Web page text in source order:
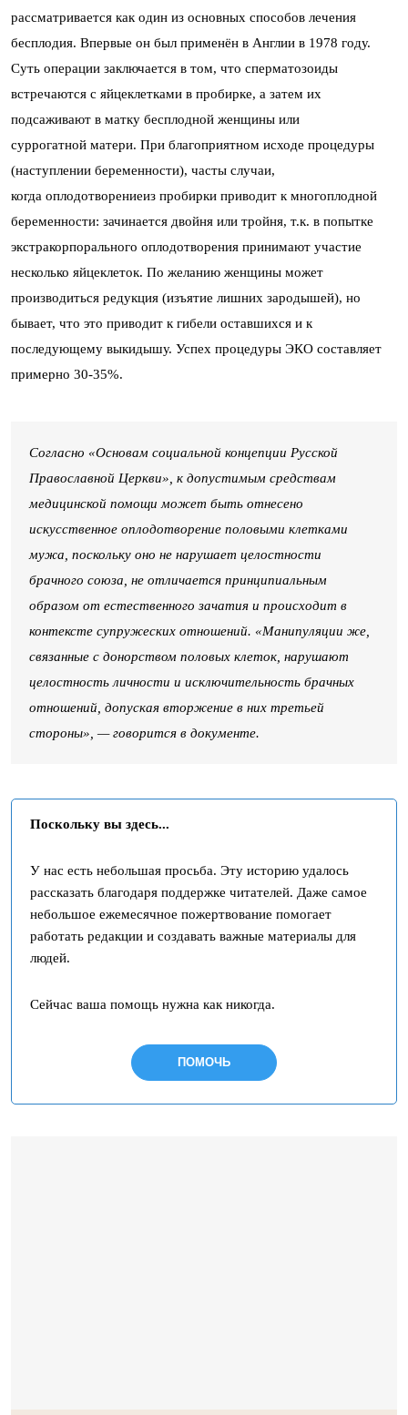
рассматривается как один из основных способов лечения
бесплодия. Впервые он был применён в Англии в 1978 году.
Суть операции заключается в том, что сперматозоиды
встречаются с яйцеклетками в пробирке, а затем их
подсаживают в матку бесплодной женщины или
суррогатной матери. При благоприятном исходе процедуры
(наступлении беременности), часты случаи,
когда оплодотворениеиз пробирки приводит к многоплодной
беременности: зачинается двойня или тройня, т.к. в попытке
экстракорпорального оплодотворения принимают участие
несколько яйцеклеток. По желанию женщины может
производиться редукция (изъятие лишних зародышей), но
бывает, что это приводит к гибели оставшихся и к
последующему выкидышу. Успех процедуры ЭКО составляет
примерно 30-35%.
Согласно «Основам социальной концепции Русской
Православной Церкви», к допустимым средствам
медицинской помощи может быть отнесено
искусственное оплодотворение половыми клетками
мужа, поскольку оно не нарушает целостности
брачного союза, не отличается принципиальным
образом от естественного зачатия и происходит в
контексте супружеских отношений. «Манипуляции же,
связанные с донорством половых клеток, нарушают
целостность личности и исключительность брачных
отношений, допуская вторжение в них третьей
стороны», — говорится в документе.
Поскольку вы здесь...
У нас есть небольшая просьба. Эту историю удалось
рассказать благодаря поддержке читателей. Даже самое
небольшое ежемесячное пожертвование помогает
работать редакции и создавать важные материалы для
людей.
Сейчас ваша помощь нужна как никогда.
ПОМОЧЬ